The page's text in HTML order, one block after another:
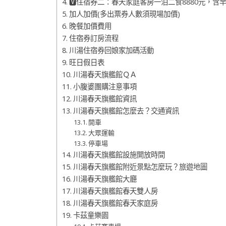
加人加價(多出票券人數須現場加價)
晚餐加價費用
住宿券訂房流程
川湯住宿券回娘家加碼活動
旺日假日表
川湯春天旗艦館ＱＡ
小腹婆團購注意事項
川湯春天旗艦館資訊
川湯春天旗艦館怎麼去？交通資訊
開車
大眾運輸
停車場
川湯春天旗艦館設施開放時間
川湯春天旗艦館附近景點怎麼玩？旅遊地圖
川湯春天旗艦館大廳
川湯春天旗艦館春天雙人房
川湯春天旗艦館春天家庭房
卡茲童樂園